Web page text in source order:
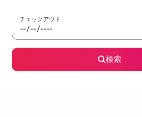
チェックアウト
検索